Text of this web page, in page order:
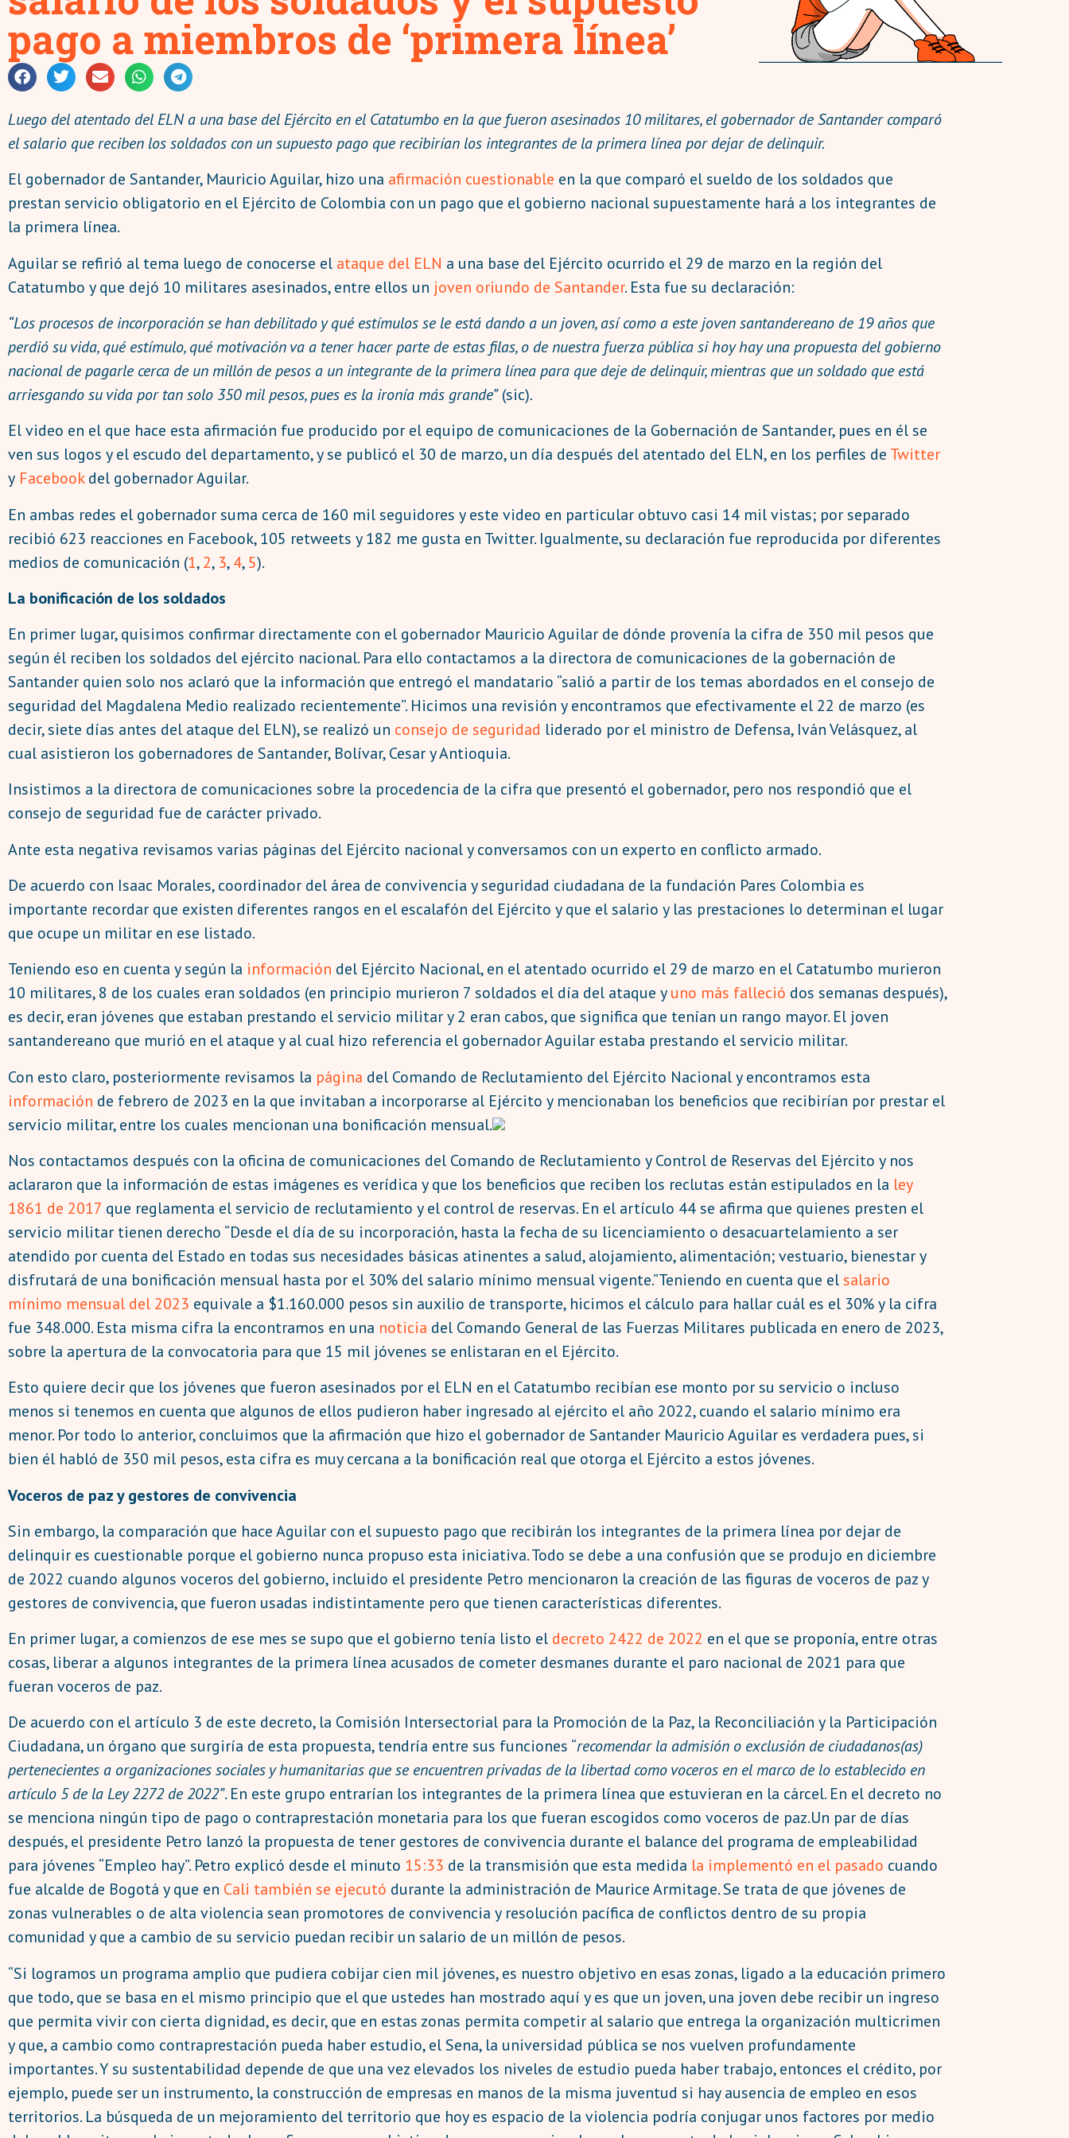
pago a miembros de ‘primera línea’
Luego del atentado del ELN a una base del Ejército en el Catatumbo en la que fueron asesinados 10 militares, el gobernador de Santander comparó
el salario que reciben los soldados con un supuesto pago que recibirían los integrantes de la primera línea por dejar de delinquir.
El gobernador de Santander, Mauricio Aguilar, hizo una afirmación cuestionable en la que comparó el sueldo de los soldados que
prestan servicio obligatorio en el Ejército de Colombia con un pago que el gobierno nacional supuestamente hará a los integrantes de
la primera línea.
Aguilar se refirió al tema luego de conocerse el ataque del ELN a una base del Ejército ocurrido el 29 de marzo en la región del
Catatumbo y que dejó 10 militares asesinados, entre ellos un joven oriundo de Santander. Esta fue su declaración:
“Los procesos de incorporación se han debilitado y qué estímulos se le está dando a un joven, así como a este joven santandereano de 19 años que
perdió su vida, qué estímulo, qué motivación va a tener hacer parte de estas filas, o de nuestra fuerza pública si hoy hay una propuesta del gobierno
nacional de pagarle cerca de un millón de pesos a un integrante de la primera línea para que deje de delinquir, mientras que un soldado que está
arriesgando su vida por tan solo 350 mil pesos, pues es la ironía más grande”(sic).
El video en el que hace esta afirmación fue producido por el equipo de comunicaciones de la Gobernación de Santander, pues en él se
ven sus logos y el escudo del departamento, y se publicó el 30 de marzo, un día después del atentado del ELN, en los perfiles de Twitter
y Facebookdel gobernador Aguilar.
En ambas redes el gobernador suma cerca de 160 mil seguidores y este video en particular obtuvo casi 14 mil vistas; por separado
recibió 623 reacciones en Facebook, 105 retweets y 182 me gusta en Twitter. Igualmente, su declaración fue reproducida por diferentes
medios de comunicación (1, 2, 3, 4, 5).
La bonificación de los soldados
En primer lugar, quisimos confirmar directamente con el gobernador Mauricio Aguilar de dónde provenía la cifra de 350 mil pesos que
según él reciben los soldados del ejército nacional. Para ello contactamos a la directora de comunicaciones de la gobernación de
Santander quien solo nos aclaró que la información que entregó el mandatario “salió a partir de los temas abordados en el consejo de
seguridad del Magdalena Medio realizado recientemente”. Hicimos una revisión y encontramos que efectivamente el 22 de marzo (es
decir, siete días antes del ataque del ELN), se realizó un consejo de seguridad liderado por el ministro de Defensa, Iván Velásquez, al
cual asistieron los gobernadores de Santander, Bolívar, Cesar y Antioquia.
Insistimos a la directora de comunicaciones sobre la procedencia de la cifra que presentó el gobernador, pero nos respondió que el
consejo de seguridad fue de carácter privado.
Ante esta negativa revisamos varias páginas del Ejército nacional y conversamos con un experto en conflicto armado.
De acuerdo con Isaac Morales, coordinador del área de convivencia y seguridad ciudadana de la fundación Pares Colombia es
importante recordar que existen diferentes rangos en el escalafón del Ejército y que el salario y las prestaciones lo determinan el lugar
que ocupe un militar en ese listado.
Teniendo eso en cuenta y según la información del Ejército Nacional, en el atentado ocurrido el 29 de marzo en el Catatumbo murieron
10 militares, 8 de los cuales eran soldados (en principio murieron 7 soldados el día del ataque yuno más falleció dos semanas después),
es decir, eran jóvenes que estaban prestando el servicio militar y 2 eran cabos, que significa que tenían un rango mayor. El joven
santandereano que murió en el ataque y al cual hizo referencia el gobernador Aguilar estaba prestando el servicio militar.
Con esto claro, posteriormente revisamos la página del Comando de Reclutamiento del Ejército Nacional y encontramos esta
información de febrero de 2023 en la que invitaban a incorporarse al Ejército y mencionaban los beneficios que recibirían por prestar el
servicio militar, entre los cuales mencionan una bonificación mensual.
Nos contactamos después con la oficina de comunicaciones del Comando de Reclutamiento y Control de Reservas del Ejército y nos
aclararon que la información de estas imágenes es verídica y que los beneficios que reciben los reclutas están estipulados en la ley
1861 de 2017 que reglamenta el servicio de reclutamiento y el control de reservas. En el artículo 44 se afirma que quienes presten el
servicio militar tienen derecho “Desde el día de su incorporación, hasta la fecha de su licenciamiento o desacuartelamiento a ser
atendido por cuenta del Estado en todas sus necesidades básicas atinentes a salud, alojamiento, alimentación; vestuario, bienestar y
disfrutará de una bonificación mensual hasta por el 30% del salario mínimo mensual vigente.”Teniendo en cuenta que el salario
mínimo mensual del 2023 equivale a $1.160.000 pesos sin auxilio de transporte, hicimos el cálculo para hallar cuál es el 30% y la cifra
fue 348.000. Esta misma cifra la encontramos en una noticia del Comando General de las Fuerzas Militares publicada en enero de 2023,
sobre la apertura de la convocatoria para que 15 mil jóvenes se enlistaran en el Ejército.
Esto quiere decir que los jóvenes que fueron asesinados por el ELN en el Catatumbo recibían ese monto por su servicio o incluso
menos si tenemos en cuenta que algunos de ellos pudieron haber ingresado al ejército el año 2022, cuando el salario mínimo era
menor. Por todo lo anterior, concluimos que la afirmación que hizo el gobernador de Santander Mauricio Aguilar es verdadera pues, si
bien él habló de 350 mil pesos, esta cifra es muy cercana a la bonificación real que otorga el Ejército a estos jóvenes.
Voceros de paz y gestores de convivencia
Sin embargo, la comparación que hace Aguilar con el supuesto pago que recibirán los integrantes de la primera línea por dejar de
delinquir es cuestionable porque el gobierno nunca propuso esta iniciativa. Todo se debe a una confusión que se produjo en diciembre
de 2022 cuando algunos voceros del gobierno, incluido el presidente Petro mencionaron la creación de las figuras de voceros de paz y
gestores de convivencia, que fueron usadas indistintamente pero que tienen características diferentes.
En primer lugar, a comienzos de ese mes se supo que el gobierno tenía listo el decreto 2422 de 2022 en el que se proponía, entre otras
cosas, liberar a algunos integrantes de la primera línea acusados de cometer desmanes durante el paro nacional de 2021 para que
fueran voceros de paz.
De acuerdo con el artículo 3 de este decreto, la Comisión Intersectorial para la Promoción de la Paz, la Reconciliación y la Participación
Ciudadana, un órgano que surgiría de esta propuesta, tendría entre sus funciones “recomendar la admisión o exclusión de ciudadanos(as)
pertenecientes a organizaciones sociales y humanitarias que se encuentren privadas de la libertad como voceros en el marco de lo establecido en
artículo 5 de la Ley 2272 de 2022”. En este grupo entrarían los integrantes de la primera línea que estuvieran en la cárcel. En el decreto no
se menciona ningún tipo de pago o contraprestación monetaria para los que fueran escogidos como voceros de paz.Un par de días
después, el presidente Petro lanzó la propuesta de tener gestores de convivencia durante el balance del programa de empleabilidad
para jóvenes “Empleo hay”. Petro explicó desde el minuto 15:33 de la transmisión que esta medida la implementó en el pasado cuando
fue alcalde de Bogotá y que en Cali también se ejecutó durante la administración de Maurice Armitage. Se trata de que jóvenes de
zonas vulnerables o de alta violencia sean promotores de convivencia y resolución pacífica de conflictos dentro de su propia
comunidad y que a cambio de su servicio puedan recibir un salario de un millón de pesos.
“Si logramos un programa amplio que pudiera cobijar cien mil jóvenes, es nuestro objetivo en esas zonas, ligado a la educación primero
que todo, que se basa en el mismo principio que el que ustedes han mostrado aquí y es que un joven, una joven debe recibir un ingreso
que permita vivir con cierta dignidad, es decir, que en estas zonas permita competir al salario que entrega la organización multicrimen
y que, a cambio como contraprestación pueda haber estudio, el Sena, la universidad pública se nos vuelven profundamente
importantes. Y su sustentabilidad depende de que una vez elevados los niveles de estudio pueda haber trabajo, entonces el crédito, por
ejemplo, puede ser un instrumento, la construcción de empresas en manos de la misma juventud si hay ausencia de empleo en esos
territorios. La búsqueda de un mejoramiento del territorio que hoy es espacio de la violencia podría conjugar unos factores por medio